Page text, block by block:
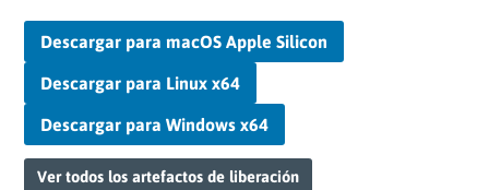
Descargar para macOS Apple Silicon
Descargar para Linux x64
Descargar para Windows x64
Ver todos los artefactos de liberación